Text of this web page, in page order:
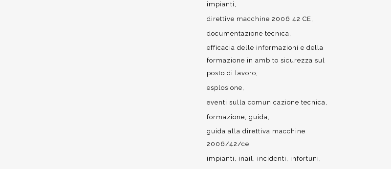
impianti
direttive macchine 2006 42 CE
documentazione tecnica
efficacia delle informazioni e della
formazione in ambito sicurezza sul
posto di lavoro
esplosione
eventi sulla comunicazione tecnica
formazione guida
guida alla direttiva macchine
2006/42/ce
impianti
inail incidenti
infortuni